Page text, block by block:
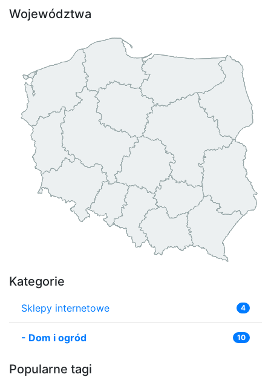
Województwa
Kategorie
Sklepy internetowe 4
- Dom i ogród 10
Popularne tagi